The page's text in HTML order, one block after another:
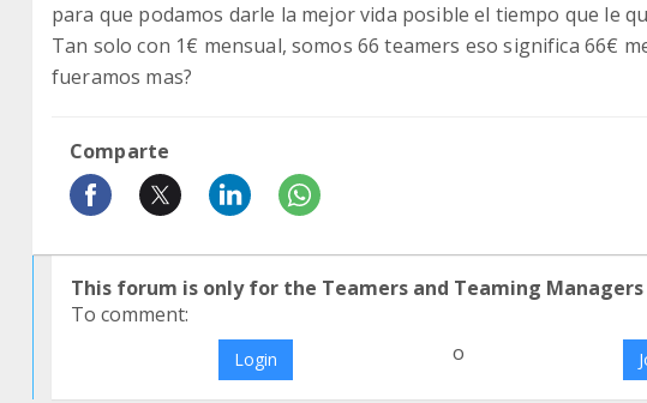
para que podamos darle la mejor vida posible el tiempo que le
Tan solo con 1€ mensual, somos 66 teamers eso significa 66€
fueramos mas?
Comparte
This forum is only for the Teamers and Teaming
To comment:
Login o